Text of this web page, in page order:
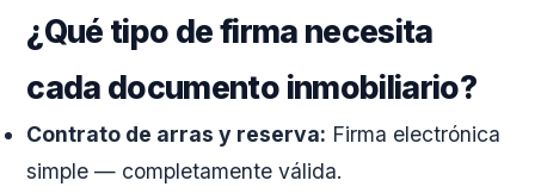
¿Qué tipo de firma necesita
cada documento inmobiliario?
Contrato de arras y reserva: Firma electrónica
simple — completamente válida.